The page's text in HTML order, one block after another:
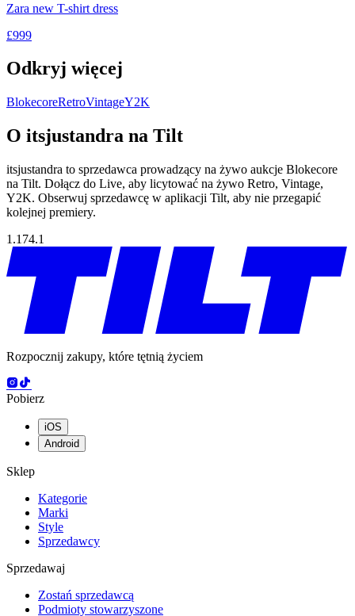
Zara new T-shirt dress
£999
Odkryj więcej
BlokecoreRetroVintageY2K
O itsjustandra na Tilt
itsjustandra to sprzedawca prowadzący na żywo aukcje Blokecore
na Tilt. Dołącz do Live, aby licytować na żywo Retro, Vintage,
Y2K. Obserwuj sprzedawcę w aplikacji Tilt, aby nie przegapić
kolejnej premiery.
1.174.1
Rozpocznij zakupy, które tętnią życiem
Pobierz
iOS
Android
Sklep
Kategorie
Marki
Style
Sprzedawcy
Sprzedawaj
Zostań sprzedawcą
Podmioty stowarzyszone